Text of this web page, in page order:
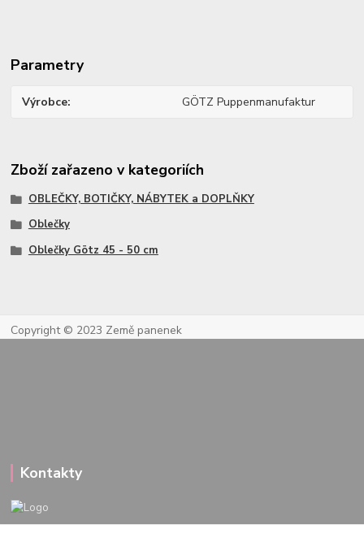
Parametry
Výrobce GÖTZ Puppenmanufaktur
Zboží zařazeno v kategoriích
OBLEČKY, BOTIČKY, NÁBYTEK a DOPLŇKY
Oblečky
Oblečky Götz 45 - 50 cm
Copyright © 2023 Země panenek
Kontakty